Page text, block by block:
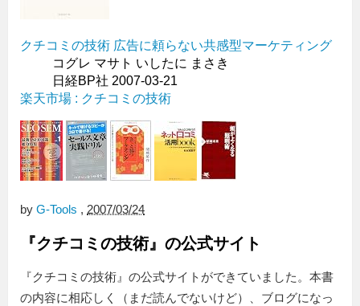
クチコミの技術 広告に頼らない共感型マーケティング
コグレ マサト いしたに まさき
日経BP社 2007-03-21
楽天市場 : クチコミの技術
by G-Tools , 2007/03/24
『クチコミの技術』の公式サイト
『クチコミの技術』の公式サイトができていました。本書
の内容に相応しく（まだ読んでないけど）、ブログになっ